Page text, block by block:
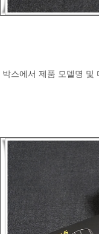
박스에서 제품 모델명 및